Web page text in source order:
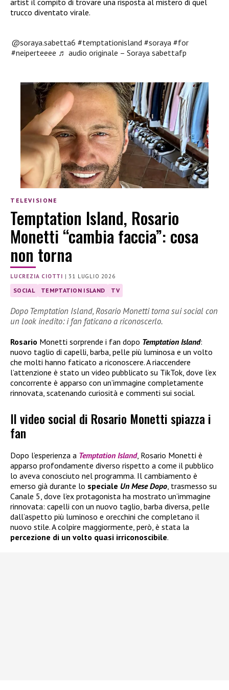
trucco diventato virale.
@soraya.sabetta6 #temptationisland #soraya #for
#neiperteeee ♬ audio originale – Soraya sabettafp
TELEVISIONE
Temptation Island, Rosario
Monetti “cambia faccia”: cosa
non torna
LUCREZIA CIOTTI |31 LUGLIO 2026
SOCIAL TEMPTATION ISLAND TV
Dopo Temptation Island, Rosario Monetti torna sui social con
un look inedito: i fan faticano a riconoscerlo.
Rosario Monetti sorprende i fan dopo Temptation Island:
nuovo taglio di capelli, barba, pelle più luminosa e un volto
che molti hanno faticato a riconoscere. A riaccendere
l’attenzione è stato un video pubblicato su TikTok, dove l’ex
concorrente è apparso con un’immagine completamente
rinnovata, scatenando curiosità e commenti sui social.
Il video social di Rosario Monetti spiazza i
fan
Dopo l’esperienza a Temptation Island, Rosario Monetti è
apparso profondamente diverso rispetto a come il pubblico
lo aveva conosciuto nel programma. Il cambiamento è
emerso già durante lo speciale Un Mese Dopo, trasmesso su
Canale 5, dove l’ex protagonista ha mostrato un’immagine
rinnovata: capelli con un nuovo taglio, barba diversa, pelle
dall’aspetto più luminoso e orecchini che completano il
nuovo stile. A colpire maggiormente, però, è stata la
percezione di un volto quasi irriconoscibile.